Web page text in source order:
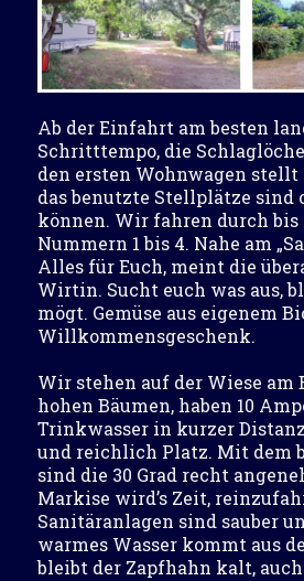
Ab der Einfahrt am besten
Schritttempo, die
den ersten Wohnwagen stellt
das benutzte Stellplätze sind
können. Wir fahren durch bis
Nummern 1 bis 4. Nahe am
Alles für Euch, meint die
Wirtin. Sucht euch was aus,
mögt. Gemüse aus eigenem
Willkommensgeschenk.
Wir stehen auf der Wiese am
hohen Bäumen, haben 10
Trinkwasser in kurzer
und reichlich Platz. Mit dem
sind die 30 Grad recht
Markise wird’s Zeit,
Sanitäranlagen sind sauber
warmes Wasser kommt aus
bleibt der Zapfhahn kalt,